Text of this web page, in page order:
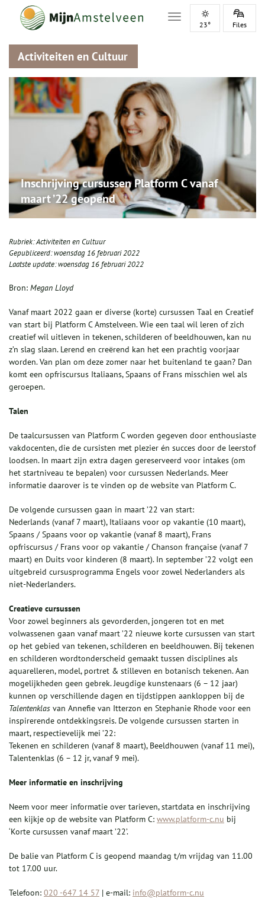
Toggle navigation
23° Files
Activiteiten en Cultuur
Inschrijving cursussen Platform C vanaf
maart ’22 geopend
Rubriek:Activiteiten en Cultuur
Gepubliceerd:woensdag 16 februari 2022
Laatste update:woensdag 16 februari 2022
Bron: Megan Lloyd
Vanaf maart 2022 gaan er diverse (korte) cursussen Taal en Creatief
van start bij Platform C Amstelveen. Wie een taal wil leren of zich
creatief wil uitleven in tekenen, schilderen of beeldhouwen, kan nu
z’n slag slaan. Lerend en creërend kan het een prachtig voorjaar
worden. Van plan om deze zomer naar het buitenland te gaan? Dan
komt een opfriscursus Italiaans, Spaans of Frans misschien wel als
geroepen.
Talen
De taalcursussen van Platform C worden gegeven door enthousiaste
vakdocenten, die de cursisten met plezier én succes door de leerstof
loodsen. In maart zijn extra dagen gereserveerd voor intakes (om
het startniveau te bepalen) voor cursussen Nederlands. Meer
informatie daarover is te vinden op de website van Platform C.
De volgende cursussen gaan in maart ’22 van start:
Nederlands (vanaf 7 maart), Italiaans voor op vakantie (10 maart),
Spaans / Spaans voor op vakantie (vanaf 8 maart), Frans
opfriscursus / Frans voor op vakantie / Chanson française (vanaf 7
maart) en Duits voor kinderen (8 maart). In september ’22 volgt een
uitgebreid cursusprogramma Engels voor zowel Nederlanders als
niet-Nederlanders.
Creatieve cursussen
Voor zowel beginners als gevorderden, jongeren tot en met
volwassenen gaan vanaf maart ’22 nieuwe korte cursussen van start
op het gebied van tekenen, schilderen en beeldhouwen. Bij tekenen
en schilderen wordtonderscheid gemaakt tussen disciplines als
aquarelleren, model, portret & stilleven en botanisch tekenen. Aan
mogelijkheden geen gebrek. Jeugdige kunstenaars (6 – 12 jaar)
kunnen op verschillende dagen en tijdstippen aankloppen bij de
Talentenklas van Annefie van Itterzon en Stephanie Rhode voor een
inspirerende ontdekkingsreis. De volgende cursussen starten in
maart, respectievelijk mei ’22:
Tekenen en schilderen (vanaf 8 maart), Beeldhouwen (vanaf 11 mei),
Talentenklas (6 – 12 jr, vanaf 9 mei).
Meer informatie en inschrijving
Neem voor meer informatie over tarieven, startdata en inschrijving
een kijkje op de website van Platform C: www.platform-c.nu bij
‘Korte cursussen vanaf maart ’22’.
De balie van Platform C is geopend maandag t/m vrijdag van 11.00
tot 17.00 uur.
Telefoon: 020 -647 14 57 | e-mail: info@platform-c.nu